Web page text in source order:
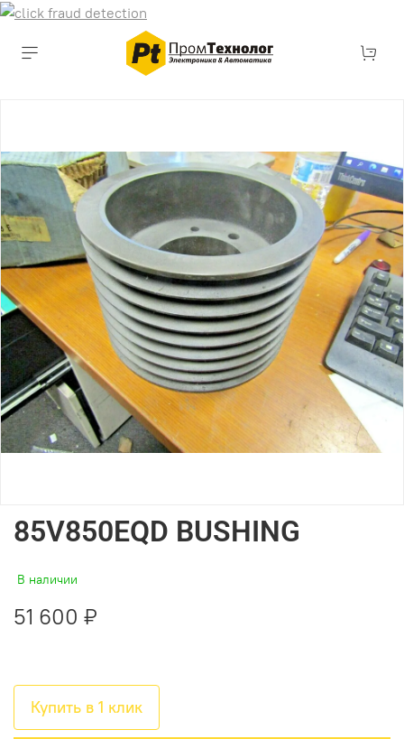
85V850EQD BUSHING
В наличии
51 600 ₽
Купить в 1 клик